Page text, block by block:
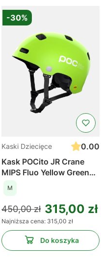
-30%
Kaski Dziecięce
0.00
Kask POCito JR Crane
MIPS Fluo Yellow Green
M
450,00 zł 315,00 zł
Najniższa cena: 315,00 zł
Do koszyka